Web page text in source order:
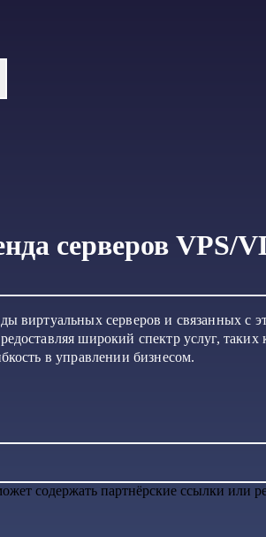
серверов VPS/
виртуальных серверов и связанных
широкий спектр услуг,
в управлении бизнесом.
содержать партнёрские ссылки или